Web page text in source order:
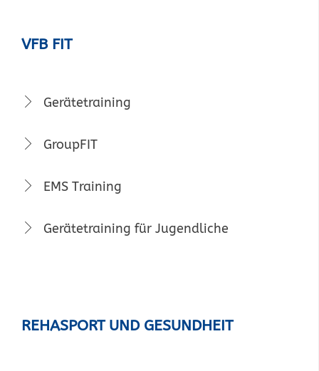
VFB FIT
Gerätetraining
GroupFIT
EMS Training
Gerätetraining für Jugendliche
REHASPORT UND GESUNDHEIT